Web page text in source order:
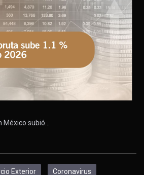
México subió…
Exterior Coronavirus